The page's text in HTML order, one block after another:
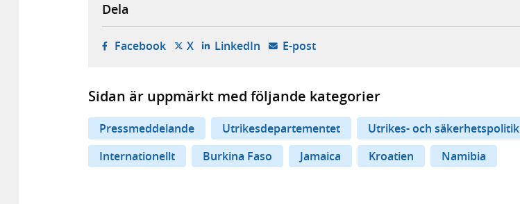
Dela
Facebook- öppnas i ny flik, extern webbplats,
X- öppnas i ny flik, extern webbplats,
LinkedIn- öppnas i ny flik, extern webbplats,
E-post- öppnar din e-postklient,
Sidan är uppmärkt med följande kategorier
Pressmeddelande Utrikesdepartementet
Utrikes- och säkerhetspolitik
Internationellt
Burkina Faso Jamaica Kroatien Namibia